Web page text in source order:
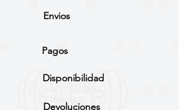
Envios
Pagos
Disponibilidad
Devoluciones